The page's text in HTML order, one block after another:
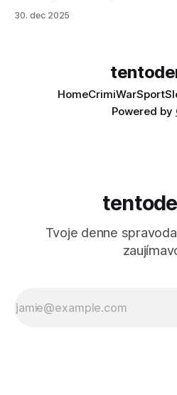
30. dec 2025
HomeCrimiWarSport
Powered by
Tvoje denne